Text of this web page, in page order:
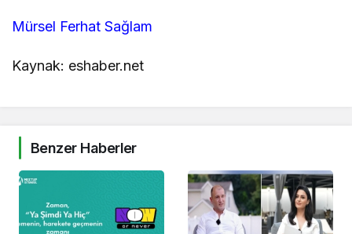
Mürsel Ferhat Sağlam
Kaynak: eshaber.net
Benzer Haberler